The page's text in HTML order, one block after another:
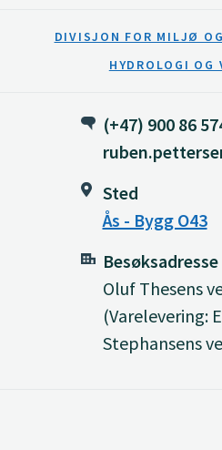
DIVISJON FOR MILJØ
HYDROLOGI OG
(+47) 900 86
Sted
Ås - Bygg O43
Besøksadresse
Oluf Thesens
(Varelevering:
Stephansens